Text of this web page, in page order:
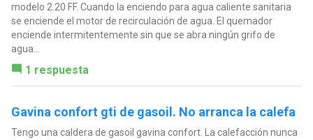
modelo 2.20 FF. Cuando la enciendo para agua caliente sanitaria
se enciende el motor de recirculación de agua. El quemador
enciende intermitentemente sin que se abra ningún grifo de
agua...
1 respuesta
Gavina confort gti de gasoil. No arranca la calefa
Tengo una caldera de gasoil gavina confort. La calefacción nunca